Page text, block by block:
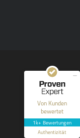
Von Kunden
bewertet
1k+ Bewertungen
Authentizität
und Erfahrungen zu
40
Bewertungen auf
ProvenExpert.com
Profil werfen